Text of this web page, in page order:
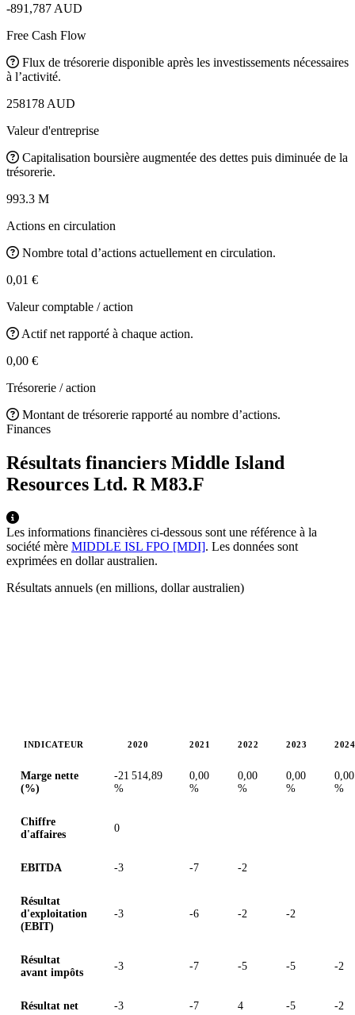
-891,787 AUD
Free Cash Flow
Flux de trésorerie disponible après les investissements nécessaires
à l’activité.
258178 AUD
Valeur d'entreprise
Capitalisation boursière augmentée des dettes puis diminuée de la
trésorerie.
993.3 M
Actions en circulation
Nombre total d’actions actuellement en circulation.
0,01 €
Valeur comptable / action
Actif net rapporté à chaque action.
0,00 €
Trésorerie / action
Montant de trésorerie rapporté au nombre d’actions.
Finances
Résultats financiers Middle Island
Resources Ltd. R M83.F
Les informations financières ci-dessous sont une référence à la
société mère MIDDLE ISL FPO [MDI]. Les données sont
exprimées en dollar australien.
Résultats annuels (en millions, dollar australien)
INDICATEUR 2020 2021 2022 2023 2024
Marge nette
(%)
-21 514,89
%
0,00
%
0,00
%
0,00
%
0,00
%
Chiffre
d'affaires
0
EBITDA -3 -7 -2
Résultat
d'exploitation
(EBIT)
-3 -6 -2 -2
Résultat
avant impôts
-3 -7 -5 -5 -2
Résultat net -3 -7 4 -5 -2